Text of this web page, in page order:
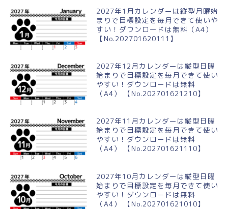
2027年1月カレンダーは縦型月曜始
まりで目標設定を毎月できて使いや
すい！ダウンロードは無料（A4）
【No.202701620111】
2027年12月カレンダーは縦型日曜
始まりで目標設定を毎月できて使い
やすい！ダウンロードは無料
（A4） 【No.202701621210】
2027年11月カレンダーは縦型日曜
始まりで目標設定を毎月できて使い
やすい！ダウンロードは無料
（A4） 【No.202701621110】
2027年10月カレンダーは縦型日曜
始まりで目標設定を毎月できて使い
やすい！ダウンロードは無料
（A4） 【No.202701621010】